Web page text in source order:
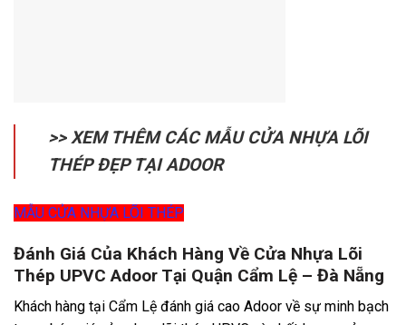
>> XEM THÊM CÁC MẪU CỬA NHỰA LÕI
THÉP ĐẸP TẠI ADOOR
MẪU CỬA NHỰA LÕI THÉP
Đánh Giá Của Khách Hàng Về Cửa Nhựa Lõi
Thép UPVC Adoor Tại Quận Cẩm Lệ – Đà Nẵng
Khách hàng tại Cẩm Lệ đánh giá cao Adoor về sự minh bạch